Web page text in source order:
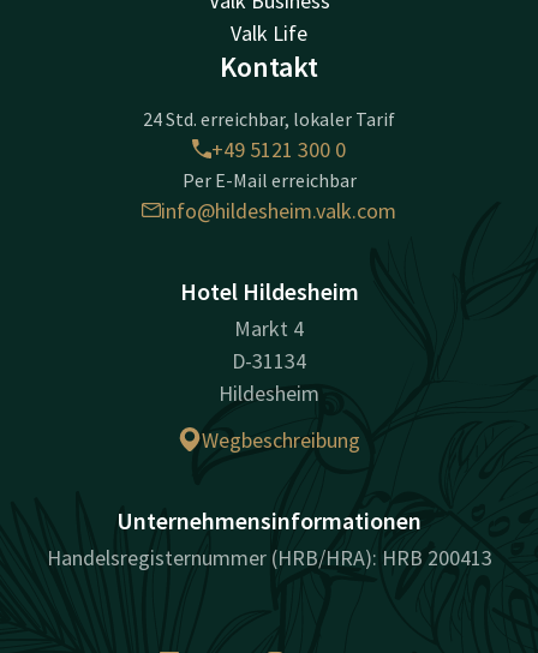
Valk Life
Kontakt
24 Std. erreichbar, lokaler Tarif
+49 5121 300 0
Per E-Mail erreichbar
info@hildesheim.valk.com
Hotel Hildesheim
Markt 4
D-31134
Hildesheim
Wegbeschreibung
Unternehmensinformationen
Handelsregisternummer (HRB/HRA): HRB 200413